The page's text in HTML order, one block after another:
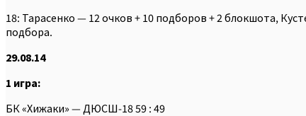
18: Тарасенко — 12 очков + 10 подборов + 2 блокшота,
подбора.
29.08.14
1 игра:
БК «Хижаки» — ДЮСШ-18 59 : 49